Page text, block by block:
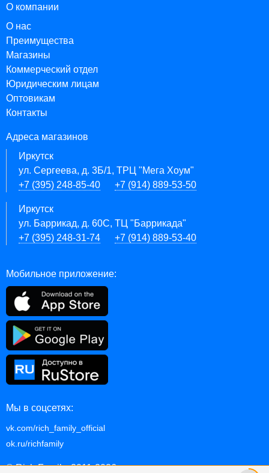
О компании
О нас
Преимущества
Магазины
Коммерческий отдел
Юридическим лицам
Оптовикам
Контакты
Адреса магазинов
Иркутск
ул. Сергеева, д. 3Б/1, ТРЦ "Мега Хоум"
+7 (395) 248-85-40
+7 (914) 889-53-50
Иркутск
ул. Баррикад, д. 60С, ТЦ "Баррикада"
+7 (395) 248-31-74
+7 (914) 889-53-40
Мобильное приложение:
Мы в соцсетях:
vk.com/rich_family_official
ok.ru/richfamily
© Rich Family, 2011-2026